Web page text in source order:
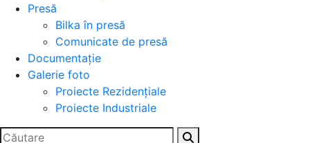
Presă
Bilka în presă
Comunicate de presă
Documentație
Galerie foto
Proiecte Rezidențiale
Proiecte Industriale
Caută